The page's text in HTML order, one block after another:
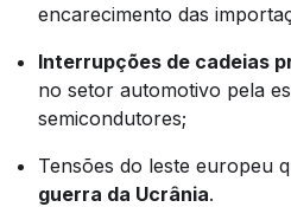
encarecimento das
Interrupções de cadeias
no setor automotivo pela
semicondutores;
Tensões do leste europeu
guerra da Ucrânia.